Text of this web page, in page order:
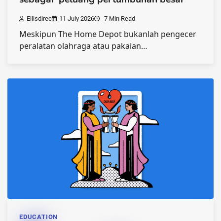
Ellisdirec 11 July 2026 7 Min Read
Meskipun The Home Depot bukanlah pengecer
peralatan olahraga atau pakaian…
EDUCATION